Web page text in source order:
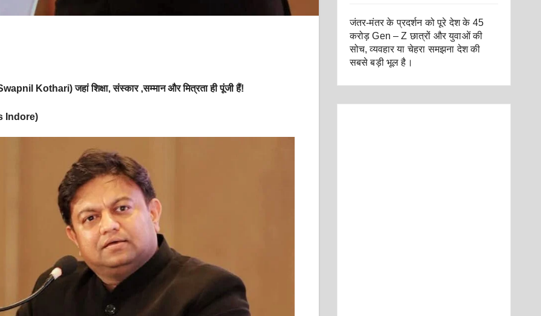
Kothari) जहां शिक्षा, संस्कार ,सम्मान और मित्रता ही पूंजी हैं!
Indore)
जंतर-मंतर के प्रदर्शन को पूरे देश के 45
करोड़ Gen – Z छात्रों और युवाओं की
सोच, व्यवहार या चेहरा समझना देश की
सबसे बड़ी भूल है।